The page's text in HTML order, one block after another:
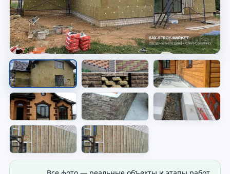
Фасад дома после работ
Видно общий результат отделки дома.